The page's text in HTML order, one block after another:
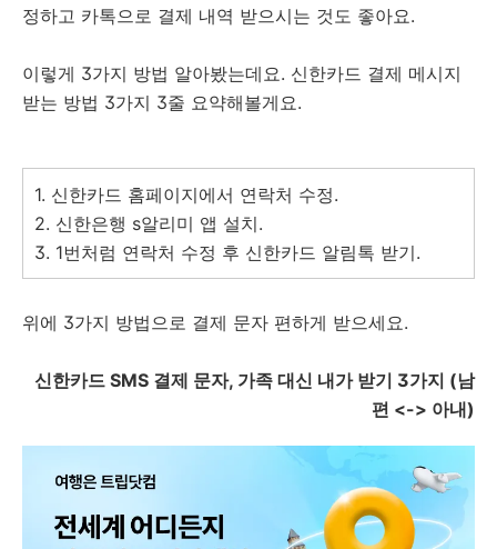
정하고 카톡으로 결제 내역 받으시는 것도 좋아요.
이렇게 3가지 방법 알아봤는데요. 신한카드 결제 메시지
받는 방법 3가지 3줄 요약해볼게요.
1. 신한카드 홈페이지에서 연락처 수정.
2. 신한은행 s알리미 앱 설치.
3. 1번처럼 연락처 수정 후 신한카드 알림톡 받기.
위에 3가지 방법으로 결제 문자 편하게 받으세요.
신한카드 SMS 결제 문자, 가족 대신 내가 받기 3가지 (남
편 <-> 아내)